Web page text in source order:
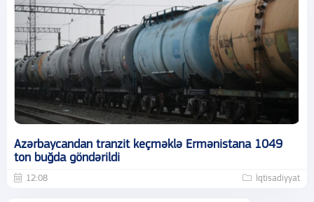
Azərbaycandan tranzit keçməklə Ermənistana 1049
ton buğda göndərildi
12:08 İqtisadiyyat